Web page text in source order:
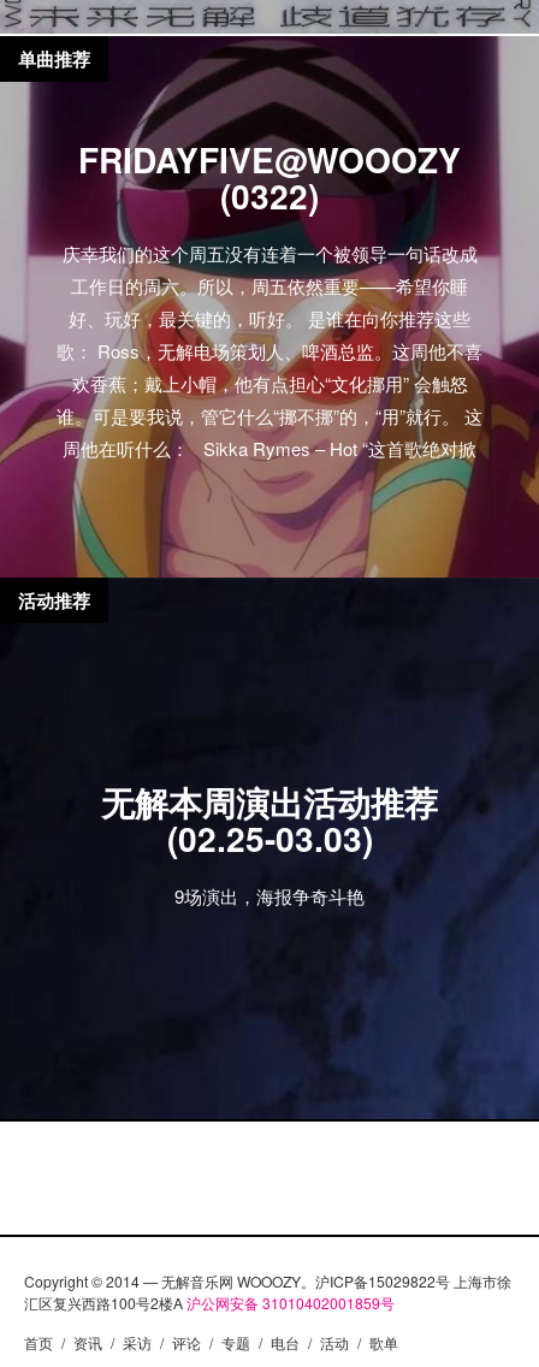
FRIDAYFIVE@WOOOZY
(0322)
庆幸我们的这个周五没有连着一个被领导一句话改成
工作日的周六。所以，周五依然重要——希望你睡
好、玩好，最关键的，听好。 是谁在向你推荐这些
歌： Ross，无解电场策划人、啤酒总监。这周他不喜
欢香蕉；戴上小帽，他有点担心“文化挪用” 会触怒
谁。可是要我说，管它什么“挪不挪”的，“用”就行。 这
周他在听什么： Sikka Rymes – Hot “这首歌绝对掀
翻舞池，让我不知道应该放在夜店里可劲造，还是留
在耳机里轰炸耳膜。碰到这样的情况，我作为一个成
熟大人，选择全都要！对了， 连Vybz Kartel也对Sikka
Rymes青眼有加。” These New Puritans (ft. Scintii) –
Beyond Black Suns “很开心These New Puritans终于
这周已经把这首歌循环十次以上了。” Dinamarca –
Ni Bien Ni Mal “这首歌对Bad Bunny原曲的改编堪称一
流。梦幻而缓慢的演奏，让我想起了一些2014-2015年
间的纯音乐Grime。” Dave ft. J Hus – Disaster “这是
来自英国的说唱梦之队。我喜欢他们俩一来一往的“过
单曲推荐
无解本周演出活动推荐
(02.25-03.03)
9场演出，海报争奇斗艳
活动推荐
Copyright © 2014 — 无解音乐网 WOOOZY。沪ICP备15029822号 上海市徐
汇区复兴西路100号2楼A沪公网安备 31010402001859号
首页 / 资讯 / 采访 / 评论 / 专题 / 电台 / 活动 / 歌单